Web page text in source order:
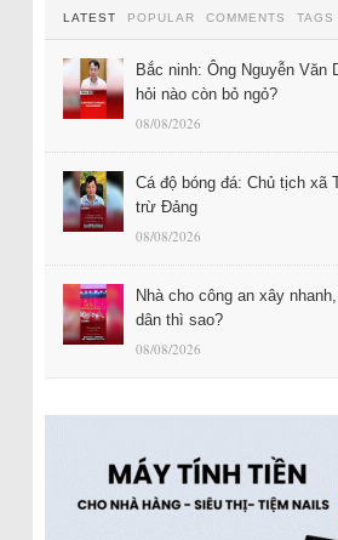
LATEST POPULAR COMMENTS TAGS
Bắc ninh: Ông Nguyễn Văn
hỏi nào còn bỏ ngỏ?
08/08/2026
Cá độ bóng đá: Chủ tịch xã
trừ Đảng
08/08/2026
Nhà cho công an xây
dân thì sao?
08/08/2026